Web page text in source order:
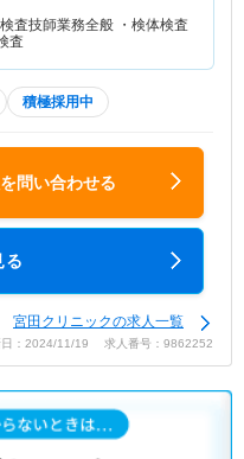
査技師業務全般 ・検体検査
査
積極採用中
問い合わせる
る
宮田クリニックの求人一覧
日：2024/11/19 求人番号：9862252